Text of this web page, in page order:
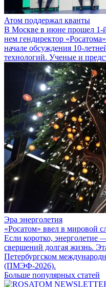
Атом поддержал кванты
В Москве в июне прошел
нем гендиректор
начале обсуждения 10-
технологий. Ученые и
Эра энерголетия
«Росатом» ввел в мировой
Если коротко, энерголетие
свершений долгая жизнь.
Петербургском
(ПМЭФ-2026).
Больше популярных статей